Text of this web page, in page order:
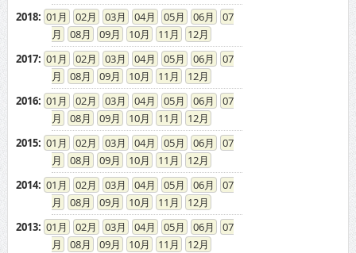
2007: 01 02 03 04 05 06
07
08
09 10 11
12
2006: 01 02 03 04 05 06
07
08
09 10 11
12
2005: 01 02 03 04 05 06
07
08
09 10 11
12
2004: 01 02 03 04 05 06
07
08
09 10 11
12
2003
01 02 03 04 05 06
07
08
09 10 11 12